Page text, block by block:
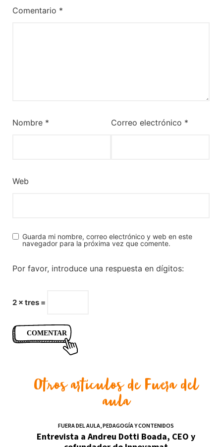
Comentario *
Nombre * Correo electrónico *
Web
Guarda mi nombre, correo electrónico y web en este
navegador para la próxima vez que comente.
Por favor, introduce una respuesta en dígitos:
2 × tres =
Otros artículos deFuera del
aula
FUERA DEL AULA,PEDAGOGÍA Y CONTENIDOS
Entrevista a Andreu Dotti Boada, CEO y